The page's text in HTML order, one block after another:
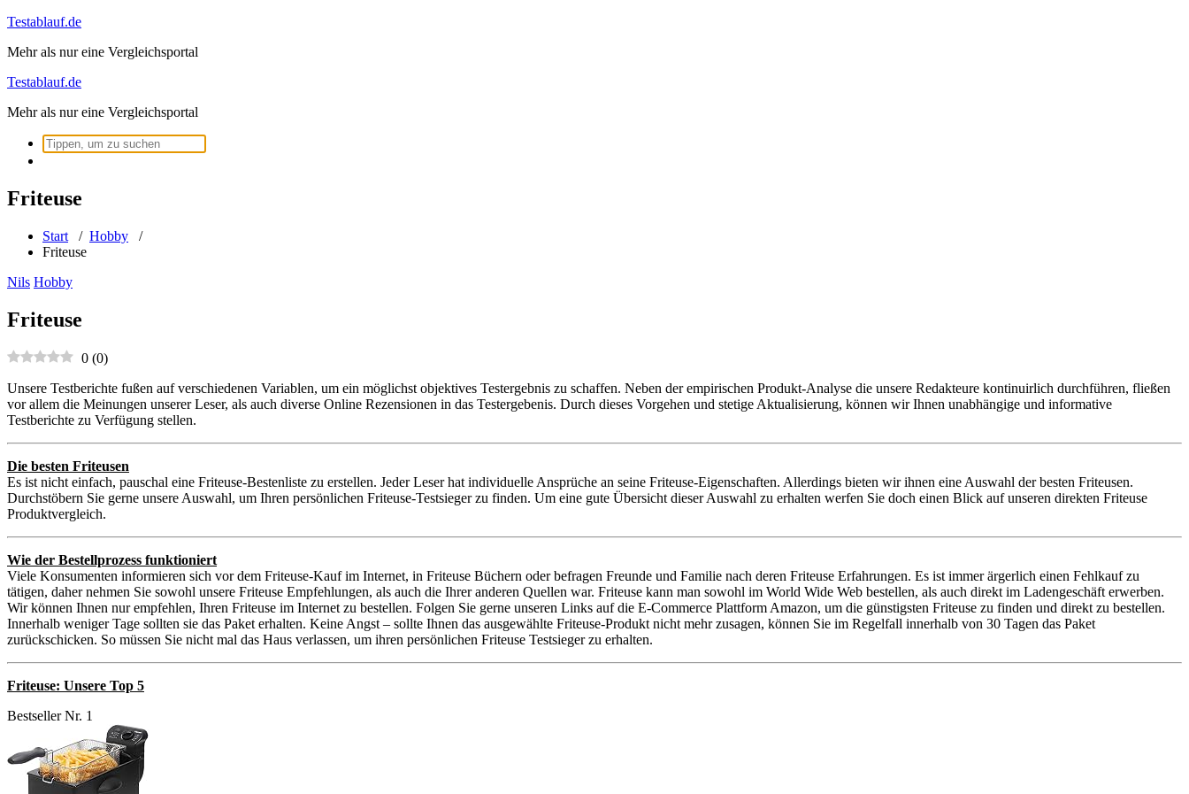
Zum
springen
Testablauf.de
Mehr als nur eine Vergleichsportal
Testablauf.de
Mehr als nur eine Vergleichsportal
Suchen
nach:
Friteuse
Start / Hobby /
Friteuse
Nils Hobby
Friteuse
0 (0)
Unsere Testberichte fußen auf verschiedenen Variablen, um ein möglichst objektives Testergebnis zu schaffen. Neben der empirischen Produkt-Analyse die unsere Redakteure kontinuirlich durchführen, fließen
vor allem die Meinungen unserer Leser, als auch diverse Online Rezensionen in das Testergebenis. Durch dieses Vorgehen und stetige Aktualisierung, können wir Ihnen unabhängige und informative
Testberichte zu Verfügung stellen.
Die besten Friteusen
Es ist nicht einfach, pauschal eine Friteuse-Bestenliste zu erstellen. Jeder Leser hat individuelle Ansprüche an seine Friteuse-Eigenschaften. Allerdings bieten wir ihnen eine Auswahl der besten Friteusen.
Durchstöbern Sie gerne unsere Auswahl, um Ihren persönlichen Friteuse-Testsieger zu finden. Um eine gute Übersicht dieser Auswahl zu erhalten werfen Sie doch einen Blick auf unseren direkten Friteuse
Produktvergleich.
Wie der Bestellprozess funktioniert
Viele Konsumenten informieren sich vor dem Friteuse-Kauf im Internet, in Friteuse Büchern oder befragen Freunde und Familie nach deren Friteuse Erfahrungen. Es ist immer ärgerlich einen Fehlkauf zu
tätigen, daher nehmen Sie sowohl unsere Friteuse Empfehlungen, als auch die Ihrer anderen Quellen war. Friteuse kann man sowohl im World Wide Web bestellen, als auch direkt im Ladengeschäft erwerben.
Wir können Ihnen nur empfehlen, Ihren Friteuse im Internet zu bestellen. Folgen Sie gerne unseren Links auf die E-Commerce Plattform Amazon, um die günstigsten Friteuse zu finden und direkt zu bestellen.
Innerhalb weniger Tage sollten sie das Paket erhalten. Keine Angst – sollte Ihnen das ausgewählte Friteuse-Produkt nicht mehr zusagen, können Sie im Regelfall innerhalb von 30 Tagen das Paket
zurückschicken. So müssen Sie nicht mal das Haus verlassen, um ihren persönlichen Friteuse Testsieger zu erhalten.
Friteuse: Unsere Top 5
Bestseller Nr. 1